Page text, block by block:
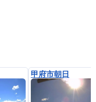
甲府市朝日